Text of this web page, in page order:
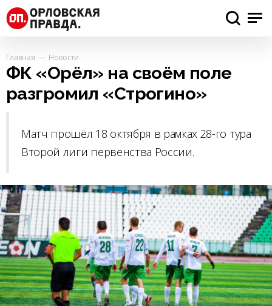
Главная Новости
ФК «Орёл» на своём поле
разгромил «Строгино»
Матч прошёл 18 октября в рамках 28-го тура
Второй лиги первенства России.